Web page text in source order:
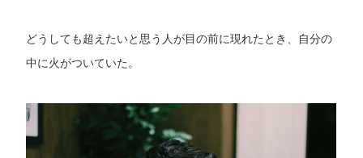
どうしても超えたいと思う人が目の前に現れたとき、自分の
中に火がついていた。